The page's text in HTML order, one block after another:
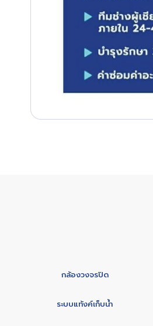
กล้องวงจรปิด
ระบบแท้งค์เก็บน้ำ